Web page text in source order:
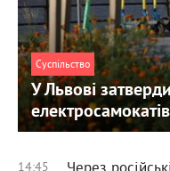
Суспільство
У Львові
електросамокатів
14:45
Через